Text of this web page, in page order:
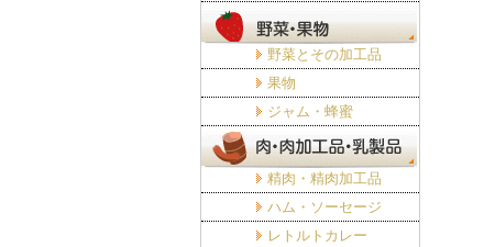
野菜とその加工品
果物
ジャム・蜂蜜
精肉・精肉加工品
ハム・ソーセージ
レトルトカレー